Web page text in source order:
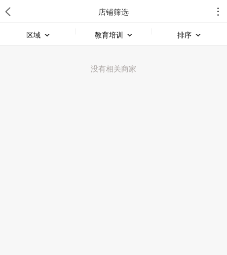
店铺筛选
区域 教育培训 排序
没有相关商家